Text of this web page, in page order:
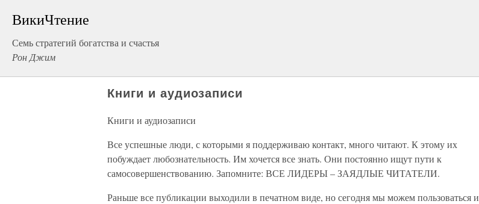
ВикиЧтение
Семь стратегий богатства и счастья
Рон Джим
Книги и аудиозаписи
Книги и аудиозаписи
Все успешные люди, с которыми я поддерживаю контакт, много читают. К этому их
побуждает любознательность. Им хочется все знать. Они постоянно ищут пути к
самосовершенствованию. Запомните: ВСЕ ЛИДЕРЫ – ЗАЯДЛЫЕ ЧИТАТЕЛИ.
Раньше все публикации выходили в печатном виде, но сегодня мы можем пользоваться и